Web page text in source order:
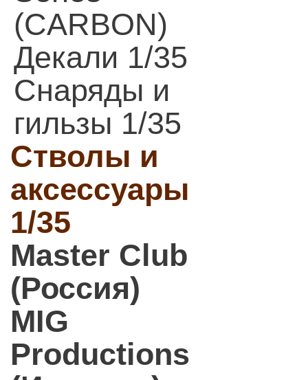
(CARBON)
Декали 1/35
Снаряды и
гильзы 1/35
Стволы и
аксессуары
1/35
Master Club
(Россия)
MIG
Productions